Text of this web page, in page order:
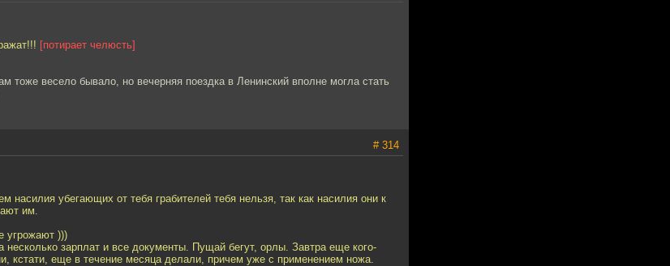
[потирает челюсть]
тоже весело бывало, но вечерняя поездка в Ленинский вполне могла стать
# 314
насилия убегающих от тебя грабителей тебя нельзя, так как насилия они к
им.
угрожают )))
несколько зарплат и все документы. Пущай бегут, орлы. Завтра еще кого-
кстати, еще в течение месяца делали, причем уже с применением ножа.